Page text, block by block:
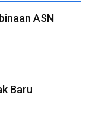
ASN
Baru